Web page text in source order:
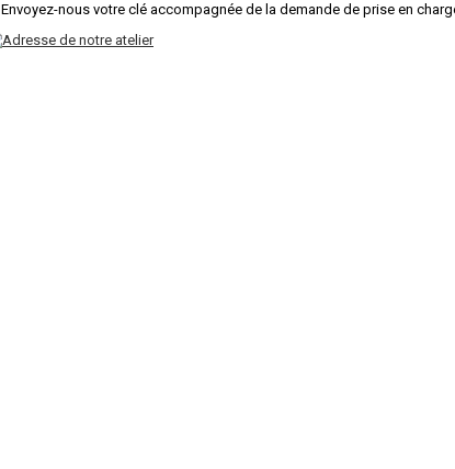
Envoyez-nous votre clé accompagnée de la demande de prise en